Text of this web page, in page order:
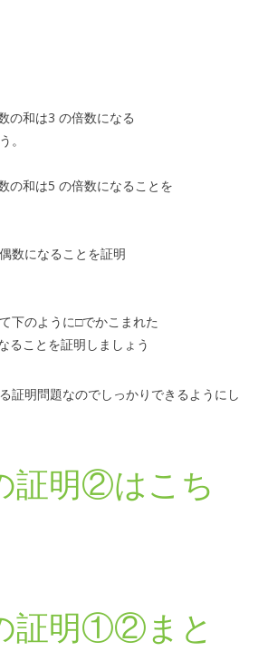
の和は3 の倍数になる
。
の和は5 の倍数になることを
数になることを証明
下のように□でかこまれた
ることを証明しましょう
証明問題なのでしっかりできるようにし
証明②はこち
証明①②まと